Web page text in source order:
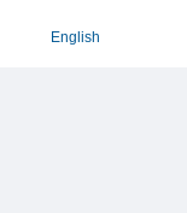
English